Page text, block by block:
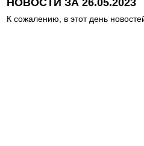
НОВОСТИ ЗА 26.05.2023
К сожалению, в этот день